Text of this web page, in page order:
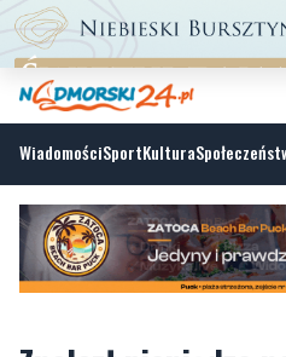
WiadomościSportKultura
Znalazł pieniądze